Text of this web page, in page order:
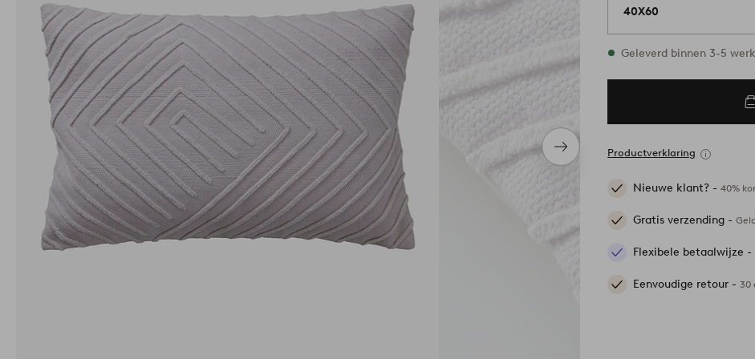
Volgend
item
40X60
Op voorraad
Geleverd binnen 3-5
Productverklaring
Nieuwe klant? -40%
Gratis verzending -
Flexibele betaalwijze -
Eenvoudige retour -30